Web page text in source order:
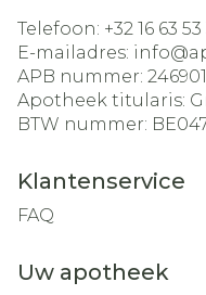
Telefoon: +32 16 63 53
E-mailadres: info@
APB nummer: 246901
Apotheek titularis:
BTW nummer:
Klantenservice
FAQ
Uw apotheek